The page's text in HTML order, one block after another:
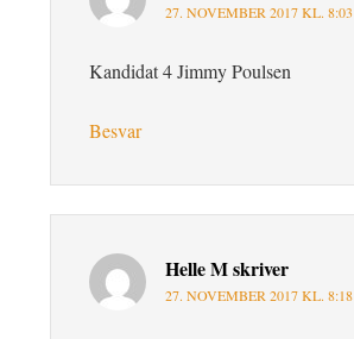
27. NOVEMBER 2017 KL. 8:03
Kandidat 4 Jimmy Poulsen
Besvar
Helle Mskriver
27. NOVEMBER 2017 KL. 8:18